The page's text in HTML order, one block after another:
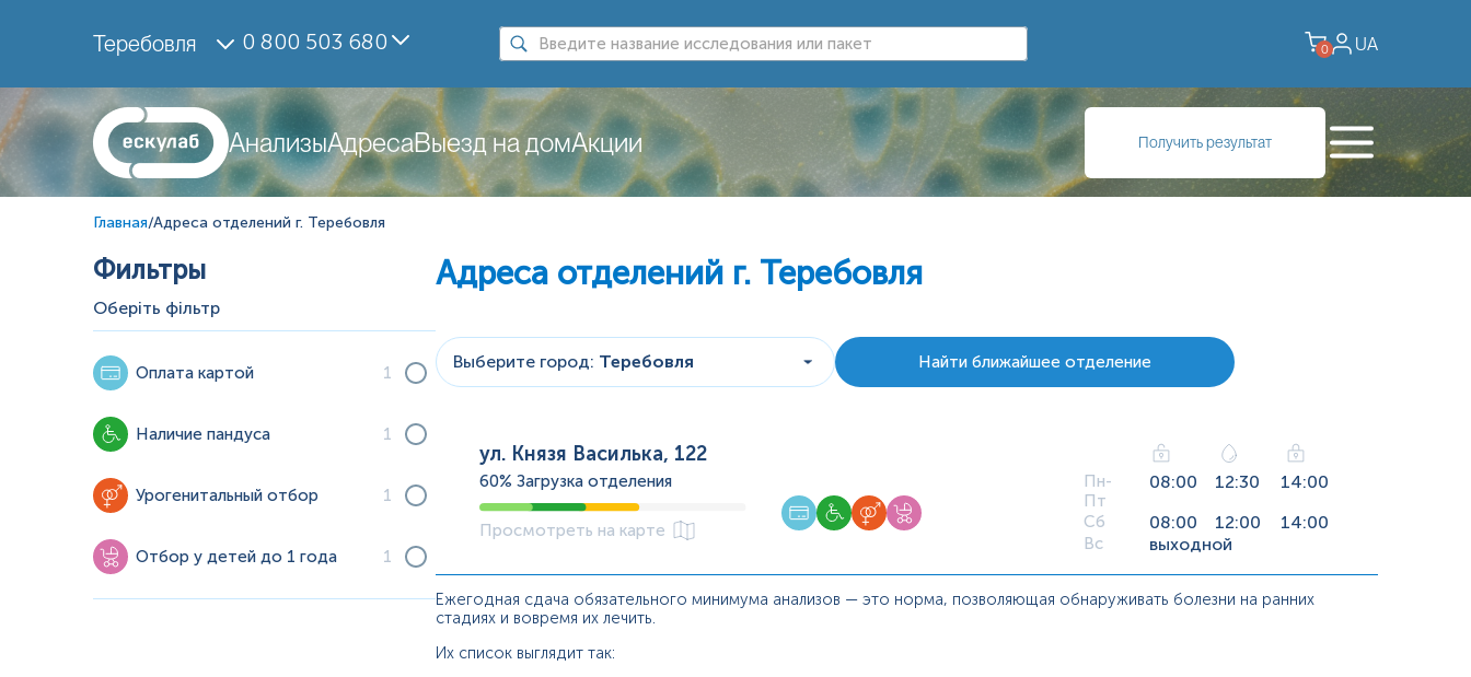
Теребовля 0 800 503 680 0 UA
АнализыАдресаВыезд на домАкции Получить результат
Главная/Адреса отделений г. Теребовля
Фильтры
Оберіть фільтр
Оплата картой 1
Наличие пандуса 1
Урогенитальный отбор 1
Отбор у детей до 1 года 1
Адреса отделений г. Теребовля
Выберите город: Теребовля Найти ближайшее отделение
ул. Князя Василька, 122
60% Загрузка отделения
Просмотреть на карте
Пн-
Пт
08:00 12:30 14:00
Сб 08:00 12:00 14:00
Вс выходной
Ежегодная сдача обязательного минимума анализов — это норма, позволяющая обнаруживать болезни на ранних
стадиях и вовремя их лечить.
Их список выглядит так: